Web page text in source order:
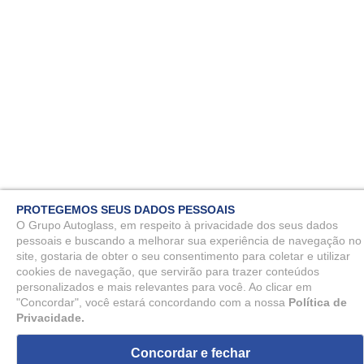
R$ 107,88
PROTEGEMOS SEUS DADOS PESSOAIS
O Grupo Autoglass, em respeito à privacidade dos seus dados
pessoais e buscando a melhorar sua experiência de navegação no
site, gostaria de obter o seu consentimento para coletar e utilizar
cookies de navegação, que servirão para trazer conteúdos
personalizados e mais relevantes para você. Ao clicar em
"Concordar", você estará concordando com a nossa Política de
Privacidade.
Concordar e fechar